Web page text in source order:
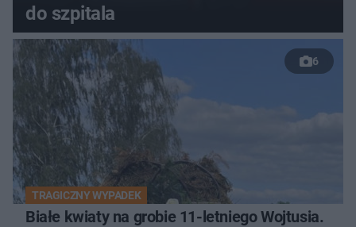
do szpitala
6
TRAGICZNY WYPADEK
Białe kwiaty na grobie 11-letniego Wojtusia.